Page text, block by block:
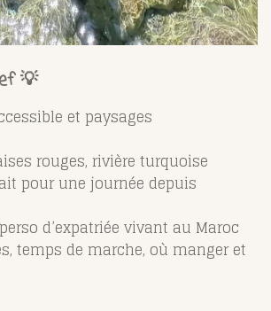
💡
et paysages
rouges, rivière turquoise
pour une journée depuis
d’expatriée vivant au Maroc
temps de marche, où manger et